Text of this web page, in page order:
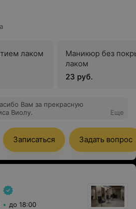
лаком
Маникюр без
лаком
23 руб.
Вам за прекрасную
Виолу.
Еще
Записаться Задать вопрос
до 18:00